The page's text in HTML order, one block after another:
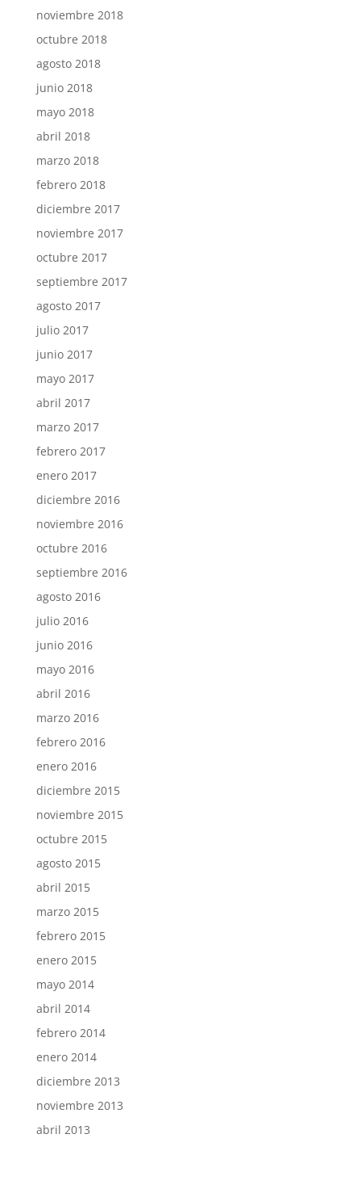
noviembre 2018
octubre 2018
agosto 2018
junio 2018
mayo 2018
abril 2018
marzo 2018
febrero 2018
diciembre 2017
noviembre 2017
octubre 2017
septiembre 2017
agosto 2017
julio 2017
junio 2017
mayo 2017
abril 2017
marzo 2017
febrero 2017
enero 2017
diciembre 2016
noviembre 2016
octubre 2016
septiembre 2016
agosto 2016
julio 2016
junio 2016
mayo 2016
abril 2016
marzo 2016
febrero 2016
enero 2016
diciembre 2015
noviembre 2015
octubre 2015
agosto 2015
abril 2015
marzo 2015
febrero 2015
enero 2015
mayo 2014
abril 2014
febrero 2014
enero 2014
diciembre 2013
noviembre 2013
abril 2013